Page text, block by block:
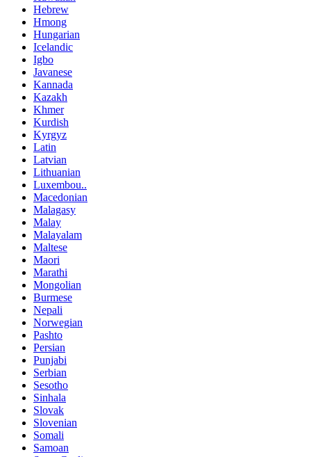
Hebrew
Hmong
Hungarian
Icelandic
Igbo
Javanese
Kannada
Kazakh
Khmer
Kurdish
Kyrgyz
Latin
Latvian
Lithuanian
Luxembou..
Macedonian
Malagasy
Malay
Malayalam
Maltese
Maori
Marathi
Mongolian
Burmese
Nepali
Norwegian
Pashto
Persian
Punjabi
Serbian
Sesotho
Sinhala
Slovak
Slovenian
Somali
Samoan